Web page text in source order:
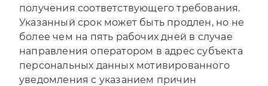
получения соответствующего требования.
Указанный срок может быть продлен, но не
более чем на пять рабочих дней в случае
направления оператором в адрес субъекта
персональных данных мотивированного
уведомления с указанием причин